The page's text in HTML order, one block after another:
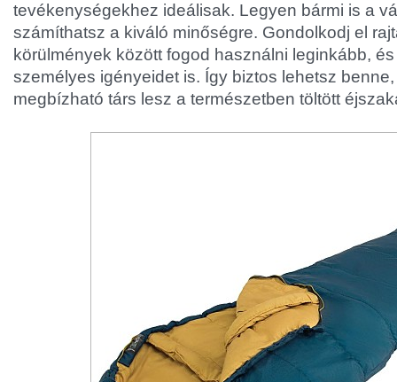
tevékenységekhez ideálisak. Legyen bármi is a
számíthatsz a kiváló minőségre. Gondolkodj el
körülmények között fogod használni leginkább,
személyes igényeidet is. Így biztos lehetsz
megbízható társ lesz a természetben töltött